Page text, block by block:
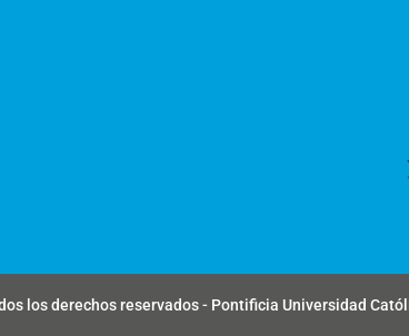
los derechos reservados - Pontificia Universidad